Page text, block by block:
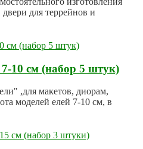
для террейнов и
10 см (набор 5 штук)
,для макетов, диорам,
моделей елей 7-10 см, в